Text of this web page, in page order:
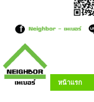
หน้าแรก